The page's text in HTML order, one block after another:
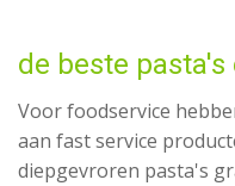
de beste pasta's
Voor foodservice
aan fast service
diepgevroren pasta's